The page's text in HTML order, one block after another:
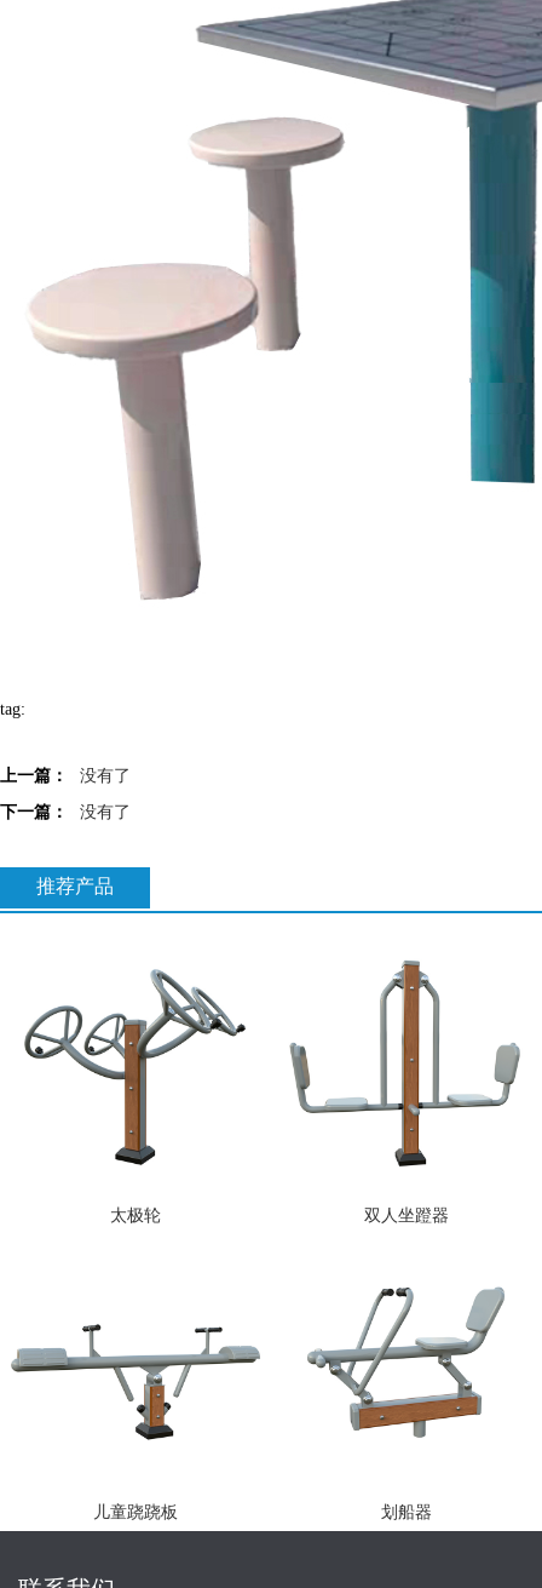
tag:
上一篇：
没有了
下一篇：
没有了
推荐产品
太极轮 双人坐蹬器
儿童跷跷板 划船器